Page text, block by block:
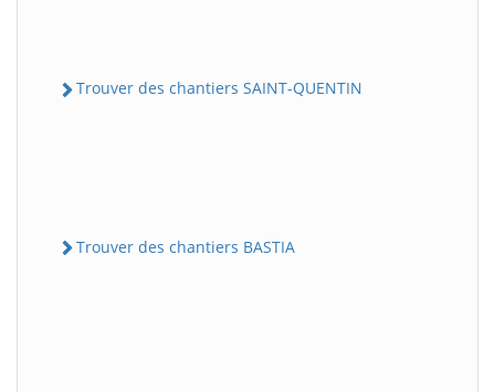
Trouver des chantiers SAINT-QUENTIN
Trouver des chantiers BASTIA